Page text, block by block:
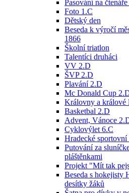
Pasování na
Foto 1.C
Dětský den
Beseda k výročí
1866
Školní triatlon
Talentíci druháci
VV 2.D
ŠVP 2.D
Plavání 2.D
Mc Donald Cup
Královny a králové
Basketbal 2.D
Advent, Vánoce
Cyklovýlet 6.C
Hradecké
Putování za
pláštěnkami
Projekt "Mít tak
Beseda s hokejisty
desítky žáků